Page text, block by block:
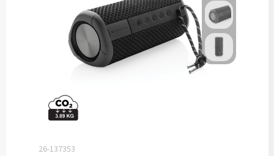
Documentmappen bedrukken
Klemborden bedrukken
Memoblaadjes bedrukken
26-137353